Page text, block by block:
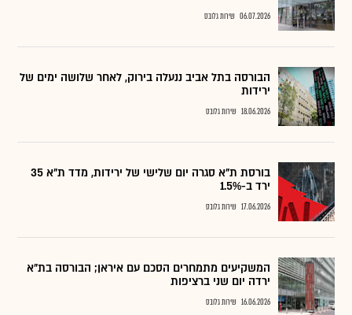
06.07.2026 שירות גלובס
הבורסה בתל אביב ננעלה בירוק, לאחר שלושה ימים של
ירידות
18.06.2026 שירות גלובס
בורסת ת"א סגרה יום שלישי של ירידות, מדד ת"א 35
ירד ב-1.5%
17.06.2026 שירות גלובס
המשקיעים מתמחרים הסכם עם איראן; הבורסה בת"א
ירדה יום שני ברציפות
16.06.2026 שירות גלובס